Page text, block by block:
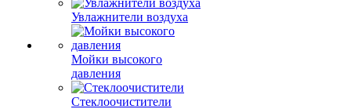
Увлажнители воздуха
Мойки высокого
давления
Стеклоочистители